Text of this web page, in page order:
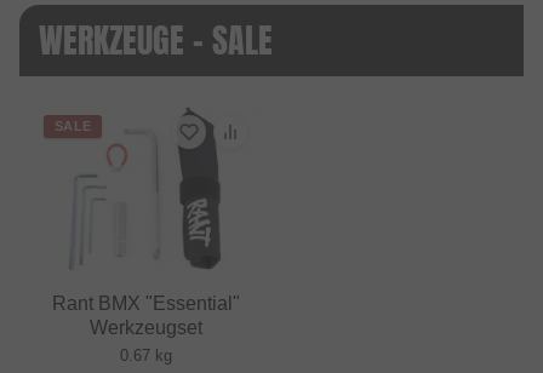
WERKZEUGE - SALE
SALE
Rant BMX "Essential"
Werkzeugset
0.67 kg